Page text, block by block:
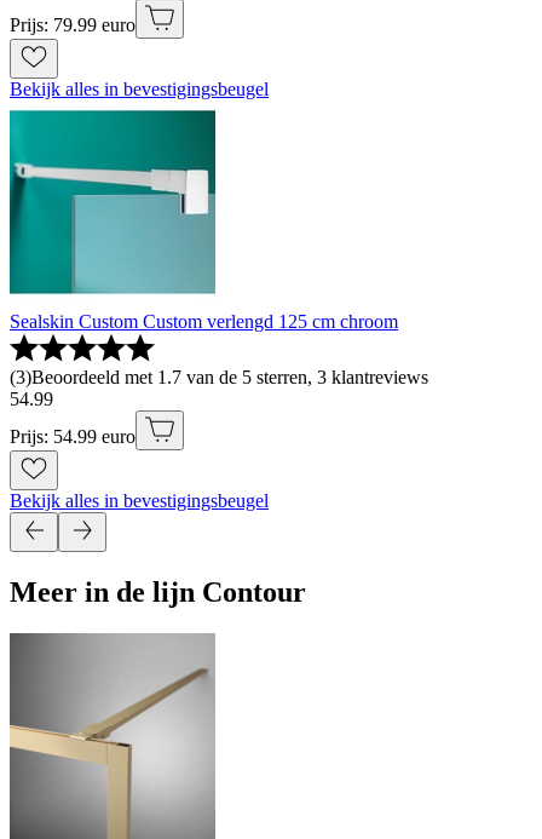
Prijs: 79.99 euro
Bekijk alles in bevestigingsbeugel
Sealskin Custom Custom verlengd 125 cm chroom
(3)Beoordeeld met 1.7 van de 5 sterren, 3 klantreviews
54.99
Prijs: 54.99 euro
Bekijk alles in bevestigingsbeugel
Meer in de lijn Contour